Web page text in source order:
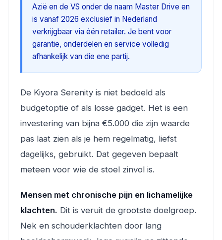
Azië en de VS onder de naam Master Drive en
is vanaf 2026 exclusief in Nederland
verkrijgbaar via één retailer. Je bent voor
garantie, onderdelen en service volledig
afhankelijk van die ene partij.
De Kiyora Serenity is niet bedoeld als
budgetoptie of als losse gadget. Het is een
investering van bijna €5.000 die zijn waarde
pas laat zien als je hem regelmatig, liefst
dagelijks, gebruikt. Dat gegeven bepaalt
meteen voor wie de stoel zinvol is.
Mensen met chronische pijn en lichamelijke
klachten. Dit is veruit de grootste doelgroep.
Nek en schouderklachten door lang